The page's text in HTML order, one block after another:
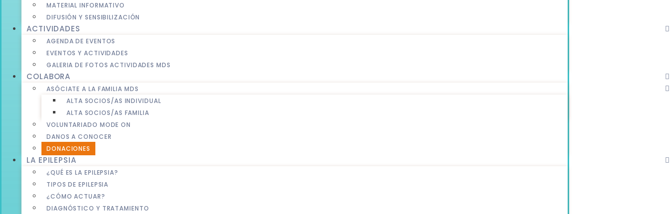
MATERIAL INFORMATIVO
DIFUSIÓN Y SENSIBILIZACIÓN
ACTIVIDADES
AGENDA DE EVENTOS
EVENTOS Y ACTIVIDADES
GALERIA DE FOTOS ACTIVIDADES MDS
COLABORA
ASÓCIATE A LA FAMILIA MDS
ALTA SOCIOS/AS INDIVIDUAL
ALTA SOCIOS/AS FAMILIA
VOLUNTARIADO MODE ON
DANOS A CONOCER
DONACIONES
LA EPILEPSIA
¿QUÉ ES LA EPILEPSIA?
TIPOS DE EPILEPSIA
¿CÓMO ACTUAR?
DIAGNÓSTICO Y TRATAMIENTO